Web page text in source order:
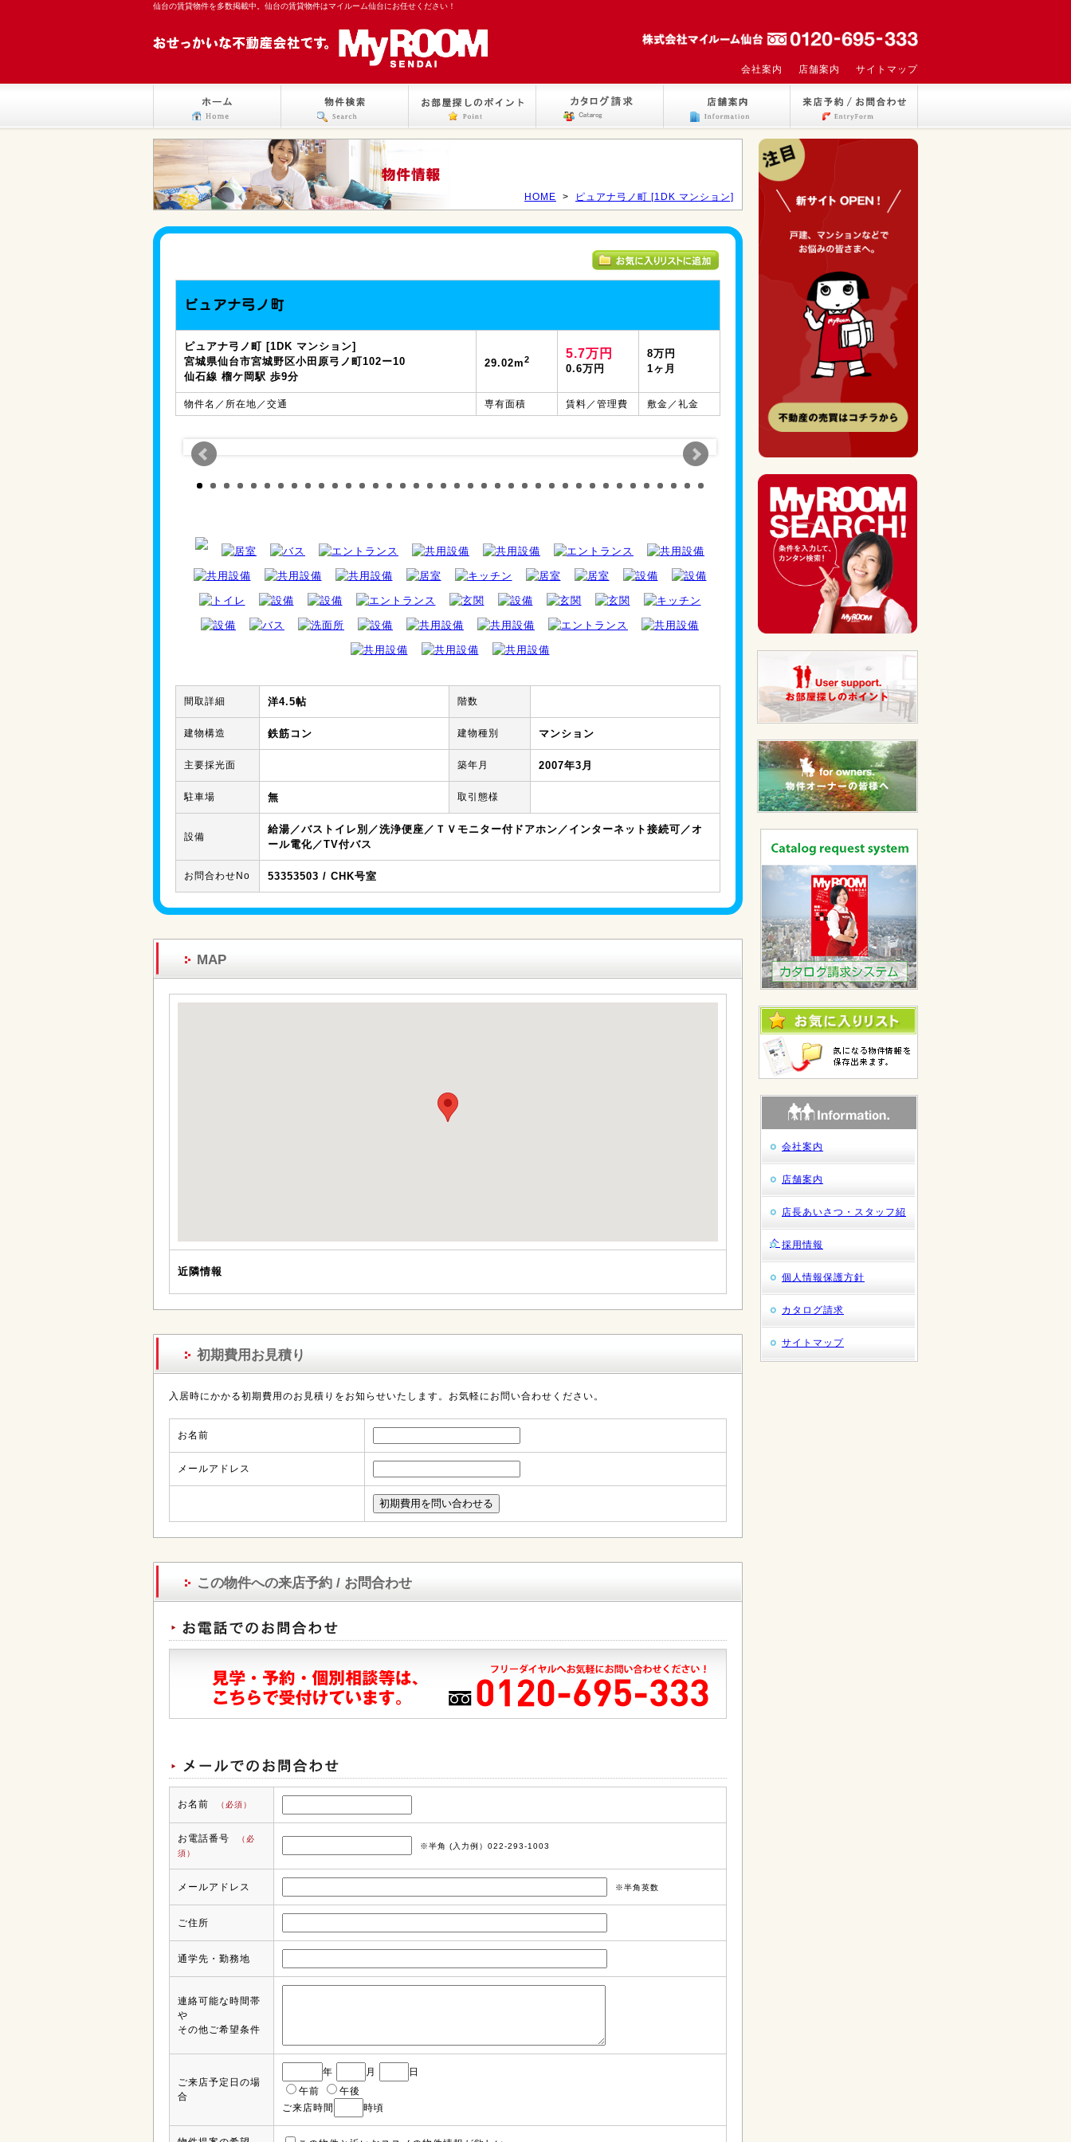
仙台の賃貸物件を多数掲載中。仙台の賃貸物件はマイルーム仙台にお任せください！
会社案内 店舗案内 サイトマップ
HOME > ピュアナ弓ノ町 [1DK マンション]
ピュアナ弓ノ町
ピュアナ弓ノ町 [1DK マンション]
宮城県仙台市宮城野区小田原弓ノ町102ー10
仙石線 榴ケ岡駅 歩9分
29.02m2 5.7万円
0.6万円
8万円
1ヶ月
物件名／所在地／交通 専有面積 賃料／管理費 敷金／礼金
間取詳細 洋4.5帖 階数
建物構造 鉄筋コン 建物種別 マンション
主要採光面 築年月 2007年3月
駐車場 無 取引態様
設備
給湯／バストイレ別／洗浄便座／ＴＶモニター付ドアホン／インターネット接続可／オ
ール電化／TV付バス
お問合わせNo 53353503 / CHK号室
MAP
近隣情報
初期費用お見積り
入居時にかかる初期費用のお見積りをお知らせいたします。お気軽にお問い合わせください。
お名前
メールアドレス
この物件への来店予約 / お問合わせ
お名前 （必須）
お電話番号
（必
須）
※半角 (入力例）022-293-1003
メールアドレス ※半角英数
ご住所
通学先・勤務地
連絡可能な時間帯
や
その他ご希望条件
ご来店予定日の場
合
年 月
日
午前
午後
ご来店時間
時頃
会社案内
店舗案内
店長あいさつ・スタッフ紹
介 採用情報
個人情報保護方針
カタログ請求
サイトマップ